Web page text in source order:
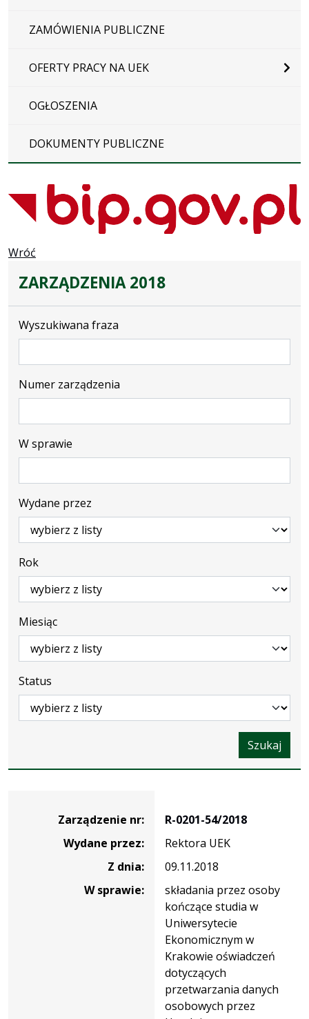
ZAMÓWIENIA PUBLICZNE
OFERTY PRACY NA UEK
OGŁOSZENIA
DOKUMENTY PUBLICZNE
Wróć
ZARZĄDZENIA 2018
Wyszukiwana fraza
Numer zarządzenia
W sprawie
Wydane przez
Rok
Miesiąc
Status
Szukaj
Zarządzenie nr:
R-0201-54/2018
Wydane przez:
Rektora UEK
Z dnia:
09.11.2018
W sprawie:
składania przez osoby
kończące studia w
Uniwersytecie
Ekonomicznym w
Krakowie oświadczeń
dotyczących
przetwarzania danych
osobowych przez